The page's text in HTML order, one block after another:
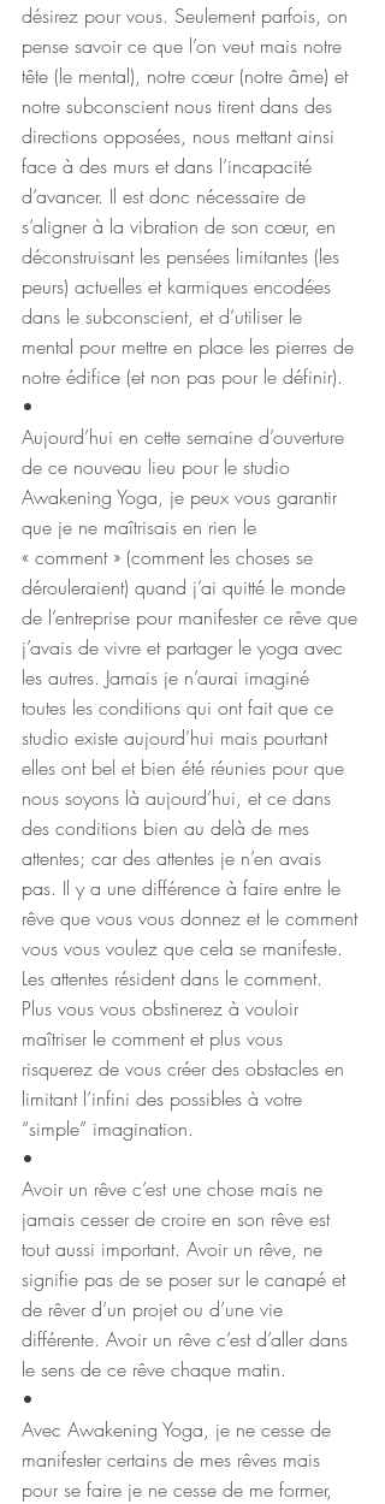
désirez pour vous. Seulement parfois, on
pense savoir ce que l’on veut mais notre
tête (le mental), notre cœur (notre âme) et
notre subconscient nous tirent dans des
directions opposées, nous mettant ainsi
face à des murs et dans l’incapacité
d’avancer. Il est donc nécessaire de
s’aligner à la vibration de son cœur, en
déconstruisant les pensées limitantes (les
peurs) actuelles et karmiques encodées
dans le subconscient, et d’utiliser le
mental pour mettre en place les pierres de
notre édifice (et non pas pour le définir).
•
Aujourd’hui en cette semaine d’ouverture
de ce nouveau lieu pour le studio
Awakening Yoga, je peux vous garantir
que je ne maîtrisais en rien le
« comment » (comment les choses se
dérouleraient) quand j’ai quitté le monde
de l’entreprise pour manifester ce rêve que
j’avais de vivre et partager le yoga avec
les autres. Jamais je n’aurai imaginé
toutes les conditions qui ont fait que ce
studio existe aujourd’hui mais pourtant
elles ont bel et bien été réunies pour que
nous soyons là aujourd’hui, et ce dans
des conditions bien au delà de mes
attentes; car des attentes je n’en avais
pas. Il y a une différence à faire entre le
rêve que vous vous donnez et le comment
vous vous voulez que cela se manifeste.
Les attentes résident dans le comment.
Plus vous vous obstinerez à vouloir
maîtriser le comment et plus vous
risquerez de vous créer des obstacles en
limitant l’infini des possibles à votre
“simple” imagination.
•
Avoir un rêve c’est une chose mais ne
jamais cesser de croire en son rêve est
tout aussi important. Avoir un rêve, ne
signifie pas de se poser sur le canapé et
de rêver d’un projet ou d’une vie
différente. Avoir un rêve c’est d’aller dans
le sens de ce rêve chaque matin.
•
Avec Awakening Yoga, je ne cesse de
manifester certains de mes rêves mais
pour se faire je ne cesse de me former,